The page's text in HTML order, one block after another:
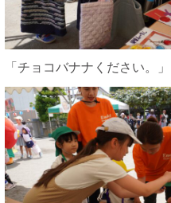
「チョコバナナください。